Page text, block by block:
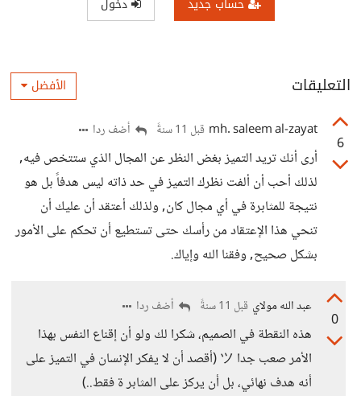
حساب جديد دخول
التعليقات الأفضل
6
mh. saleem al-zayat قبل 11 سنةً أضف ردا
أرى أنك تريد التميز بغض النظر عن المجال الذي ستتخص فيه,
لذلك أحب أن ألفت نظرك التميز في حد ذاته ليس هدفاً بل هو
نتيجة للمثابرة في أي مجال كان, ولذلك أعتقد أن عليك أن
تنحي هذا الإعتقاد من رأسك حتى تستطيع أن تحكم على الأمور
بشكل صحيح, وفقنا الله وإياك.
0
عبد الله مولاي قبل 11 سنةً أضف ردا
هذه النقطة في الصميم، شكرا لك ولو أن إقناع النفس بهذا
الأمر صعب جدا ツ (أقصد أن لا يفكر الإنسان في التميز على
أنه هدف نهائي، بل أن يركز على المثابر ة فقط..)